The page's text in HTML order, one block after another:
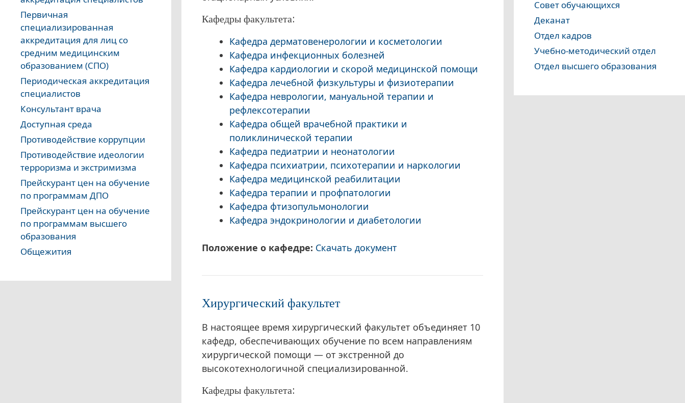
Кафедры факультета:
Кафедра дерматовенерологии и косметологии
Кафедра инфекционных болезней
Кафедра кардиологии и скорой медицинской помощи
Кафедра лечебной физкультуры и физиотерапии
Кафедра неврологии, мануальной терапии и
рефлексотерапии
Кафедра общей врачебной практики и
поликлинической терапии
Кафедра педиатрии и неонатологии
Кафедра психиатрии, психотерапии и наркологии
Кафедра медицинской реабилитации
Кафедра терапии и профпатологии
Кафедра фтизопульмонологии
Кафедра эндокринологии и диабетологии
Положение о кафедре: Скачать документ
Хирургический факультет
В настоящее время хирургический факультет объединяет 10
кафедр, обеспечивающих обучение по всем направлениям
хирургической помощи — от экстренной до
высокотехнологичной специализированной.
Кафедры факультета:
Первичная
специализированная
аккредитация для лиц со
средним медицинским
образованием (СПО)
Периодическая аккредитация
специалистов
Консультант врача
Доступная среда
Противодействие коррупции
Противодействие идеологии
терроризма и экстримизма
Прейскурант цен на обучение
по программам ДПО
Прейскурант цен на обучение
по программам высшего
образования
Общежития
Совет обучающихся
Деканат
Отдел кадров
Учебно-методический отдел
Отдел высшего образования